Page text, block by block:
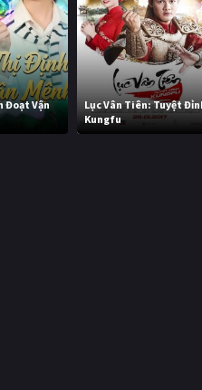
Đoạt Vận
Lục Vân Tiên: Tuyệt
Kungfu